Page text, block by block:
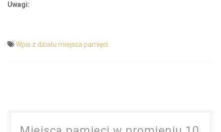
Uwagi:
Wpis z działu miejsca pamięci